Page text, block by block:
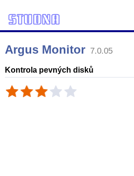
Argus Monitor 7.0.05
Kontrola pevných disků